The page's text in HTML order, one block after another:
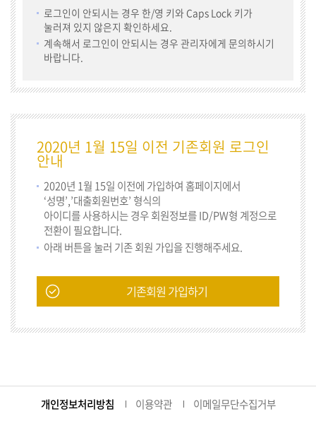
로그인이 안되시는 경우 한/영 키와 Caps Lock 키가
눌러져 있지 않은지 확인하세요.
계속해서 로그인이 안되시는 경우 관리자에게 문의하시기
바랍니다.
2020년 1월 15일 이전 기존회원 로그인
안내
2020년 1월 15일 이전에 가입하여 홈페이지에서
‘성명’,’대출회원번호’ 형식의
아이디를 사용하시는 경우 회원정보를 ID/PW형 계정으로
전환이 필요합니다.
아래 버튼을 눌러 기존 회원 가입을 진행해주세요.
기존회원 가입하기
개인정보처리방침 이용약관 이메일무단수집거부